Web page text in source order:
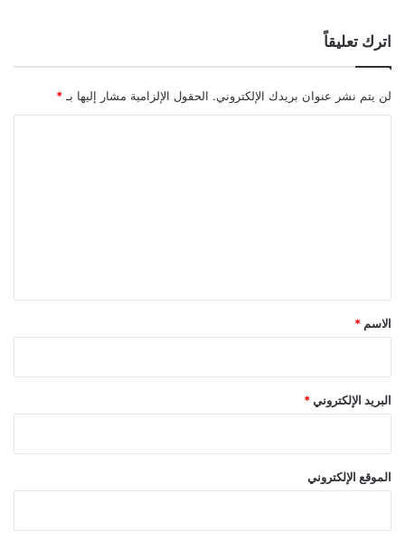
اترك تعليقاً
لن يتم نشر عنوان بريدك الإلكتروني. الحقول الإلزامية مشار إليها بـ *
*
الاسم *
البريد الإلكتروني *
الموقع الإلكتروني